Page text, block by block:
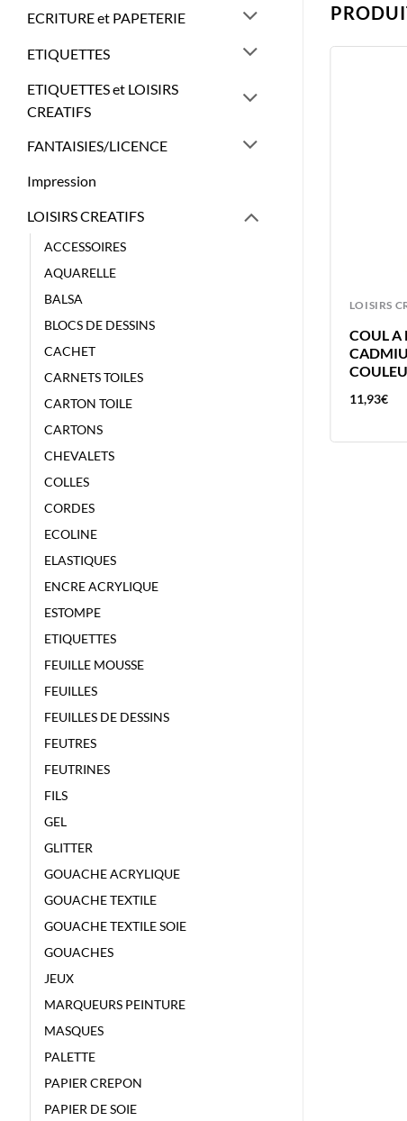
ECRITURE et PAPETERIE
ETIQUETTES
ETIQUETTES et LOISIRS
CREATIFS
FANTAISIES/LICENCE
Impression
LOISIRS CREATIFS
ACCESSOIRES
AQUARELLE
BALSA
BLOCS DE DESSINS
CACHET
CARNETS TOILES
CARTON TOILE
CARTONS
CHEVALETS
COLLES
CORDES
ECOLINE
ELASTIQUES
ENCRE ACRYLIQUE
ESTOMPE
ETIQUETTES
FEUILLE MOUSSE
FEUILLES
FEUILLES DE DESSINS
FEUTRES
FEUTRINES
FILS
GEL
GLITTER
GOUACHE ACRYLIQUE
GOUACHE TEXTILE
GOUACHE TEXTILE SOIE
GOUACHES
JEUX
MARQUEURS PEINTURE
MASQUES
PALETTE
PAPIER CREPON
PAPIER DE SOIE
LOISIRS
COUL A
11,93€
LOISIRS CREATIFS
COUL A L’HUILE 40ML ROUGE AZO
FONCE – VAN GOGH – COULEUR A
L’HUILE
8,84€